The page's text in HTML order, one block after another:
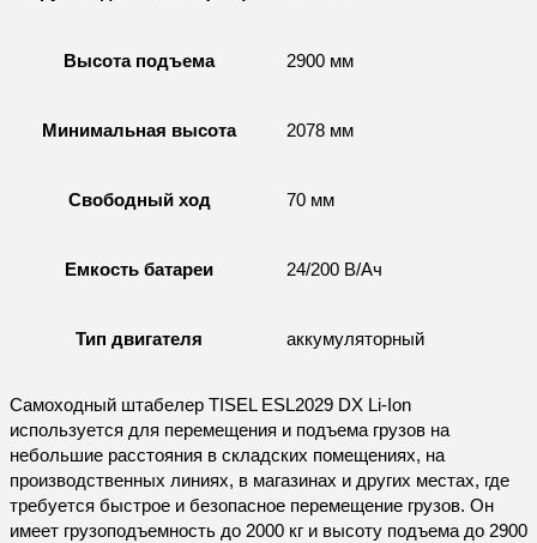
Высота подъема 2900 мм
Минимальная высота 2078 мм
Свободный ход 70 мм
Емкость батареи 24/200 В/Ач
Тип двигателя аккумуляторный
Самоходный штабелер TISEL ESL2029 DX Li-Ion
используется для перемещения и подъема грузов на
небольшие расстояния в складских помещениях, на
производственных линиях, в магазинах и других местах, где
требуется быстрое и безопасное перемещение грузов. Он
имеет грузоподъемность до 2000 кг и высоту подъема до 2900